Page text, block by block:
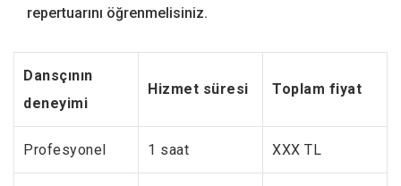
repertuarını öğrenmelisiniz.
Dansçının
deneyimi
Hizmet süresi Toplam fiyat
Profesyonel 1 saat XXX TL